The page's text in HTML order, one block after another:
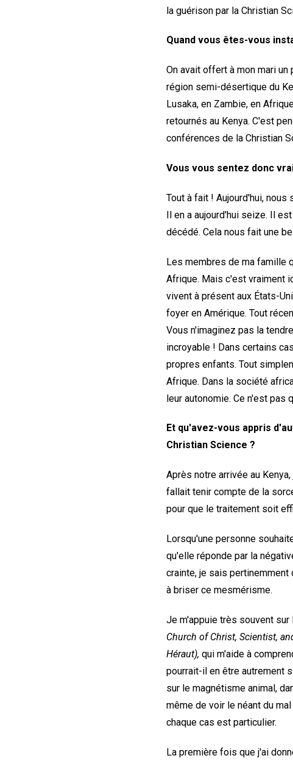
la guérison par la Christian
Quand vous êtes-vous
On avait offert à mon mari
région semi-désertique du
Lusaka, en Zambie, en
retournés au Kenya. C'est
conférences de la Christian
Vous vous sentez donc
Tout à fait ! Aujourd'hui,
Il en a aujourd'hui seize. Il
décédé. Cela nous fait une
Les membres de ma famille
Afrique. Mais c'est vraiment
vivent à présent aux États-
foyer en Amérique. Tout
Vous n'imaginez pas la
incroyable ! Dans certains
propres enfants. Tout
Afrique. Dans la société
leur autonomie. Ce n'est
Et qu'avez-vous appris
Christian Science ?
Après notre arrivée au
fallait tenir compte de la
pour que le traitement soit
Lorsqu'une personne
qu'elle réponde par la
crainte, je sais
à briser ce mesmérisme.
Je m'appuie très souvent
Church of Christ, Scientist,
Héraut), qui m'aide à
pourrait-il en être autrement
sur le magnétisme animal,
même de voir le néant du
chaque cas est particulier.
La première fois que j'ai